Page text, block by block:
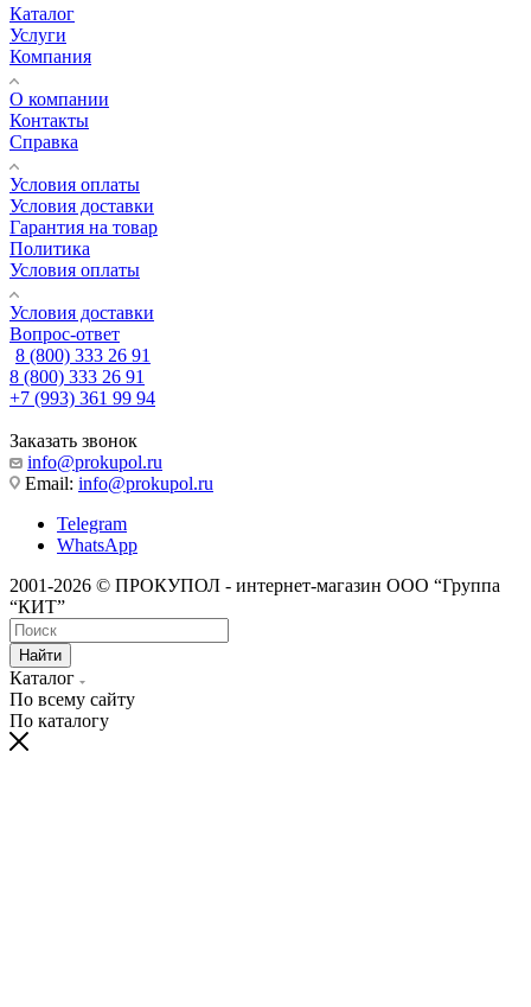
Каталог
Услуги
Компания
О компании
Контакты
Справка
Условия оплаты
Условия доставки
Гарантия на товар
Политика
Условия оплаты
Условия доставки
Вопрос-ответ
8 (800) 333 26 91
8 (800) 333 26 91
+7 (993) 361 99 94
Заказать звонок
info@prokupol.ru
Email: info@prokupol.ru
Telegram
WhatsApp
2001-2026 © ПРОКУПОЛ - интернет-магазин ООО “Группа
“КИТ”
Найти
Каталог
По всему сайту
По каталогу